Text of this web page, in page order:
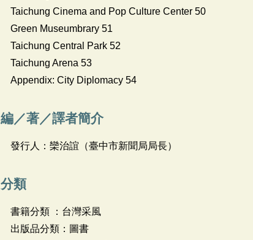
Taichung Cinema and Pop Culture Center 50
Green Museumbrary 51
Taichung Central Park 52
Taichung Arena 53
Appendix: City Diplomacy 54
編／著／譯者簡介
發行人：欒治誼（臺中市新聞局局長）
分類
書籍分類 ：台灣采風
出版品分類：圖書